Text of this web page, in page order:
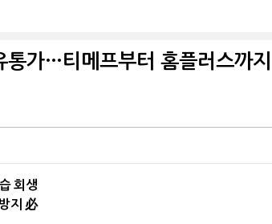
통가…티메프부터 홈플러스까
회생
지 必